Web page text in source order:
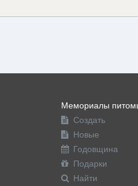
Мемориалы
Создать
Новые
Годовщина
Подарки
Найти